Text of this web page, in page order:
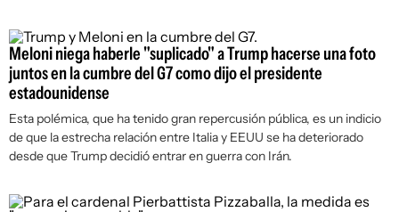
Meloni niega haberle "suplicado" a Trump hacerse una foto
juntos en la cumbre del G7 como dijo el presidente
estadounidense
Esta polémica, que ha tenido gran repercusión pública, es un indicio
de que la estrecha relación entre Italia y EEUU se ha deteriorado
desde que Trump decidió entrar en guerra con Irán.